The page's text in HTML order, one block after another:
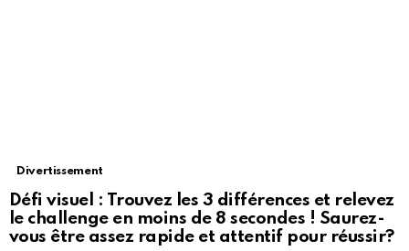
Divertissement
Défi visuel : Trouvez les 3 différences et relevez
le challenge en moins de 8 secondes ! Saurez-
vous être assez rapide et attentif pour réussir?